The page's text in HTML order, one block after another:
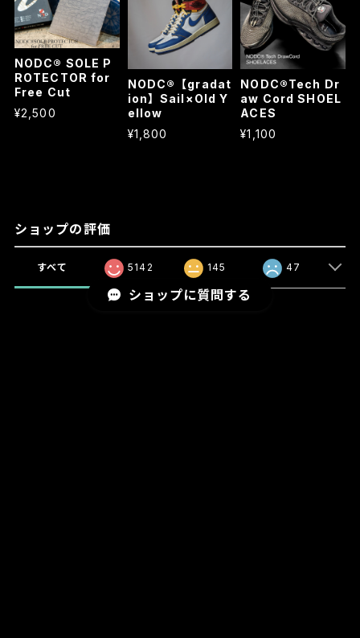
NODC® SOLE P
ROTECTOR for
Free Cut
¥2,500
NODC®【gradat
ion】Sail×Old Y
ellow
¥1,800
NODC®Tech Dr
aw Cord SHOEL
ACES
¥1,100
ショップの評価
すべて 5142 145 47
ショップに質問する